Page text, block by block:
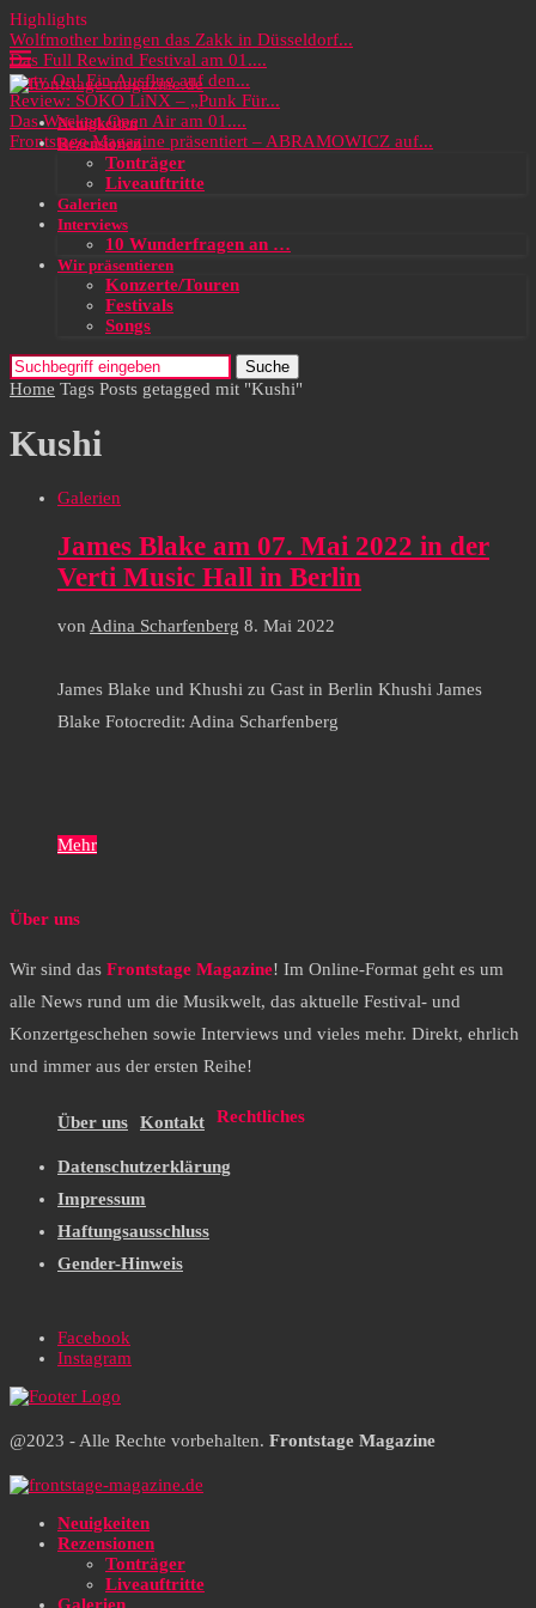
Highlights
Wolfmother bringen das Zakk in Düsseldorf...
Das Full Rewind Festival am 01....
Party On! Ein Ausflug auf den...
Review: SOKO LiNX – „Punk Für...
Das Wacken Open Air am 01....
Frontstage Magazine präsentiert – ABRAMOWICZ auf...
Neuigkeiten
Rezensionen
Tonträger
Liveauftritte
Galerien
Interviews
10 Wunderfragen an …
Wir präsentieren
Konzerte/Touren
Festivals
Songs
Suche
Home Tags Posts getagged mit "Kushi"
Kushi
Galerien
James Blake am 07. Mai 2022 in der
Verti Music Hall in Berlin
von Adina Scharfenberg 8. Mai 2022
James Blake und Khushi zu Gast in Berlin Khushi James
Blake Fotocredit: Adina Scharfenberg
Mehr
Über uns
Wir sind das Frontstage Magazine! Im Online-Format geht es um
alle News rund um die Musikwelt, das aktuelle Festival- und
Konzertgeschehen sowie Interviews und vieles mehr. Direkt, ehrlich
und immer aus der ersten Reihe!
Über uns Kontakt Rechtliches
Datenschutzerklärung
Impressum
Haftungsausschluss
Gender-Hinweis
Facebook
Instagram
@2023 - Alle Rechte vorbehalten. Frontstage Magazine
Neuigkeiten
Rezensionen
Tonträger
Liveauftritte